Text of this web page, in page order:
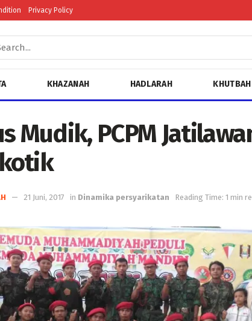
Privacy Policy
KHAZANAH HADLARAH KHUTBAH
Mudik, PCPM
21 Juni, 2017 in Dinamika persyarikatan Reading Time: 1 min